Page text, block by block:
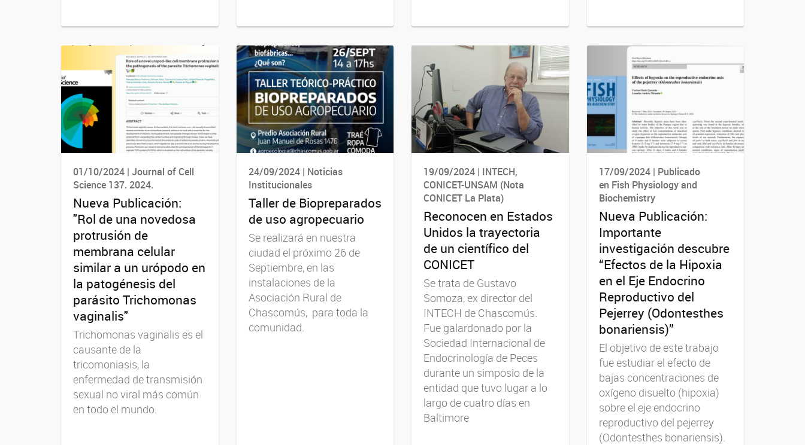
01/10/2024 | Journal of Cell
Science 137. 2024.
Nueva Publicación:
"Rol de una novedosa
protrusión de
membrana celular
similar a un urópodo en
la patogénesis del
parásito Trichomonas
vaginalis"
Trichomonas vaginalis es el
causante de la
tricomoniasis, la
enfermedad de transmisión
sexual no viral más común
en todo el mundo.
24/09/2024 | Noticias
Institucionales
Taller de Biopreparados
de uso agropecuario
Se realizará en nuestra
ciudad el próximo 26 de
Septiembre, en las
instalaciones de la
Asociación Rural de
Chascomús, para toda la
comunidad.
19/09/2024 | INTECH,
CONICET-UNSAM (Nota
CONICET La Plata)
Reconocen en Estados
Unidos la trayectoria
de un científico del
CONICET
Se trata de Gustavo
Somoza, ex director del
INTECH de Chascomús.
Fue galardonado por la
Sociedad Internacional de
Endocrinología de Peces
durante un simposio de la
entidad que tuvo lugar a lo
largo de cuatro días en
Baltimore
17/09/2024 | Publicado
en Fish Physiology and
Biochemistry
Nueva Publicación:
Importante
investigación descubre
“Efectos de la Hipoxia
en el Eje Endocrino
Reproductivo del
Pejerrey (Odontesthes
bonariensis)”
El objetivo de este trabajo
fue estudiar el efecto de
bajas concentraciones de
oxígeno disuelto (hipoxia)
sobre el eje endocrino
reproductivo del pejerrey
(Odontesthes bonariensis).